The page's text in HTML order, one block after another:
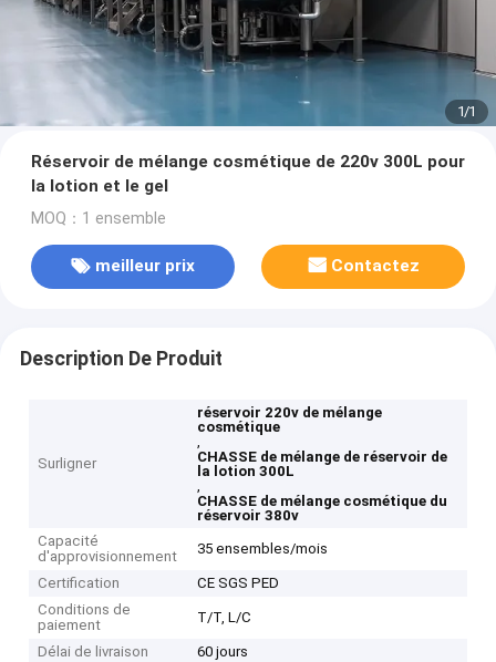
1/1
Réservoir de mélange cosmétique de 220v 300L pour
la lotion et le gel
MOQ：1 ensemble
meilleur prix Contactez
Description De Produit
Surligner
réservoir 220v de mélange
cosmétique
,
CHASSE de mélange de réservoir de
la lotion 300L
,
CHASSE de mélange cosmétique du
réservoir 380v
Capacité
d'approvisionnement
35 ensembles/mois
Certification
CE SGS PED
Conditions de
paiement
T/T, L/C
Délai de livraison
60 jours